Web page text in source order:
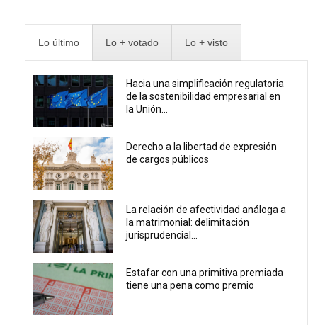
Lo último Lo + votado Lo + visto
Hacia una simplificación regulatoria
de la sostenibilidad empresarial en
la Unión...
Derecho a la libertad de expresión
de cargos públicos
La relación de afectividad análoga a
la matrimonial: delimitación
jurisprudencial...
Estafar con una primitiva premiada
tiene una pena como premio